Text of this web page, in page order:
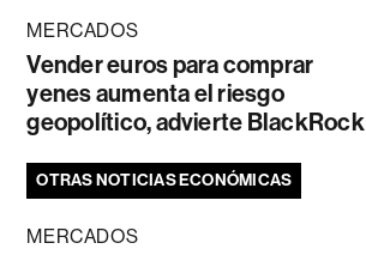
MERCADOS
Vender euros para comprar
yenes aumenta el riesgo
geopolítico, advierte BlackRock
OTRAS NOTICIAS ECONÓMICAS
MERCADOS